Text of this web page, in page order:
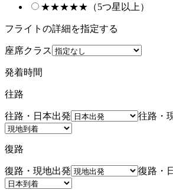
★★★★★（5つ星以上）
フライトの詳細を指定する
座席クラス
発着時間
往路
往路・日本出発 往路・
復路
復路・現地出発 復路・